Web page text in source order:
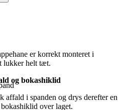
er korrekt monteret i
lukker helt tæt.
og bokashiklid
affald i spanden og drys derefter en
bokashiklid over laget.